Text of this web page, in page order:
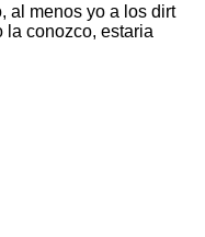
al menos yo a los dirt
la conozco, estaria